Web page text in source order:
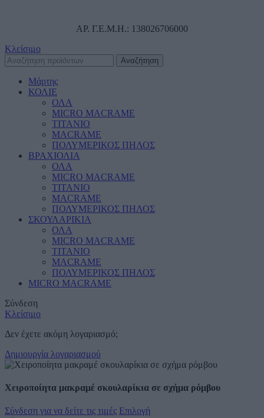
ΑΡ. Γ.Ε.Μ.Η.: 138026706000
Κλείσιμο
Αναζήτηση
Μάρτης
ΚΟΛΙΕ
ΟΛΑ
MICRO MACRAME
ΤΙΤΑΝΙΟ
MACRAME
ΠΟΛΥΜΕΡΙΚΟΣ ΠΗΛΟΣ
ΒΡΑΧΙΟΛΙΑ
ΟΛΑ
MICRO MACRAME
ΤΙΤΑΝΙΟ
MACRAME
ΠΟΛΥΜΕΡΙΚΟΣ ΠΗΛΟΣ
ΣΚΟΥΛΑΡΙΚΙΑ
ΟΛΑ
MICRO MACRAME
ΤΙΤΑΝΙΟ
MACRAME
ΠΟΛΥΜΕΡΙΚΟΣ ΠΗΛΟΣ
MICRO MACRAME
Σύνδεση
Κλείσιμο
Δεν έχετε ακόμη λογαριασμό;
Δημιουργία λογαριασμού
Χειροποίητα μακραμέ σκουλαρίκια σε σχήμα ρόμβου
Σύνδεση για να δείτε τις τιμές Επιλογή